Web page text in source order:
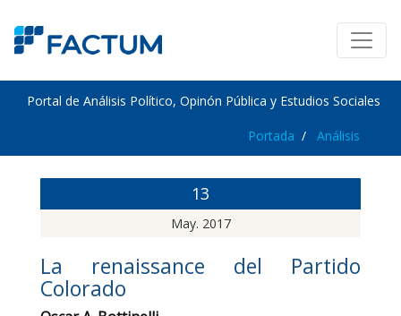
Portal de Análisis Político, Opinón Pública y Estudios Sociales
Portada Análisis
13
May. 2017
La renaissance del Partido
Colorado